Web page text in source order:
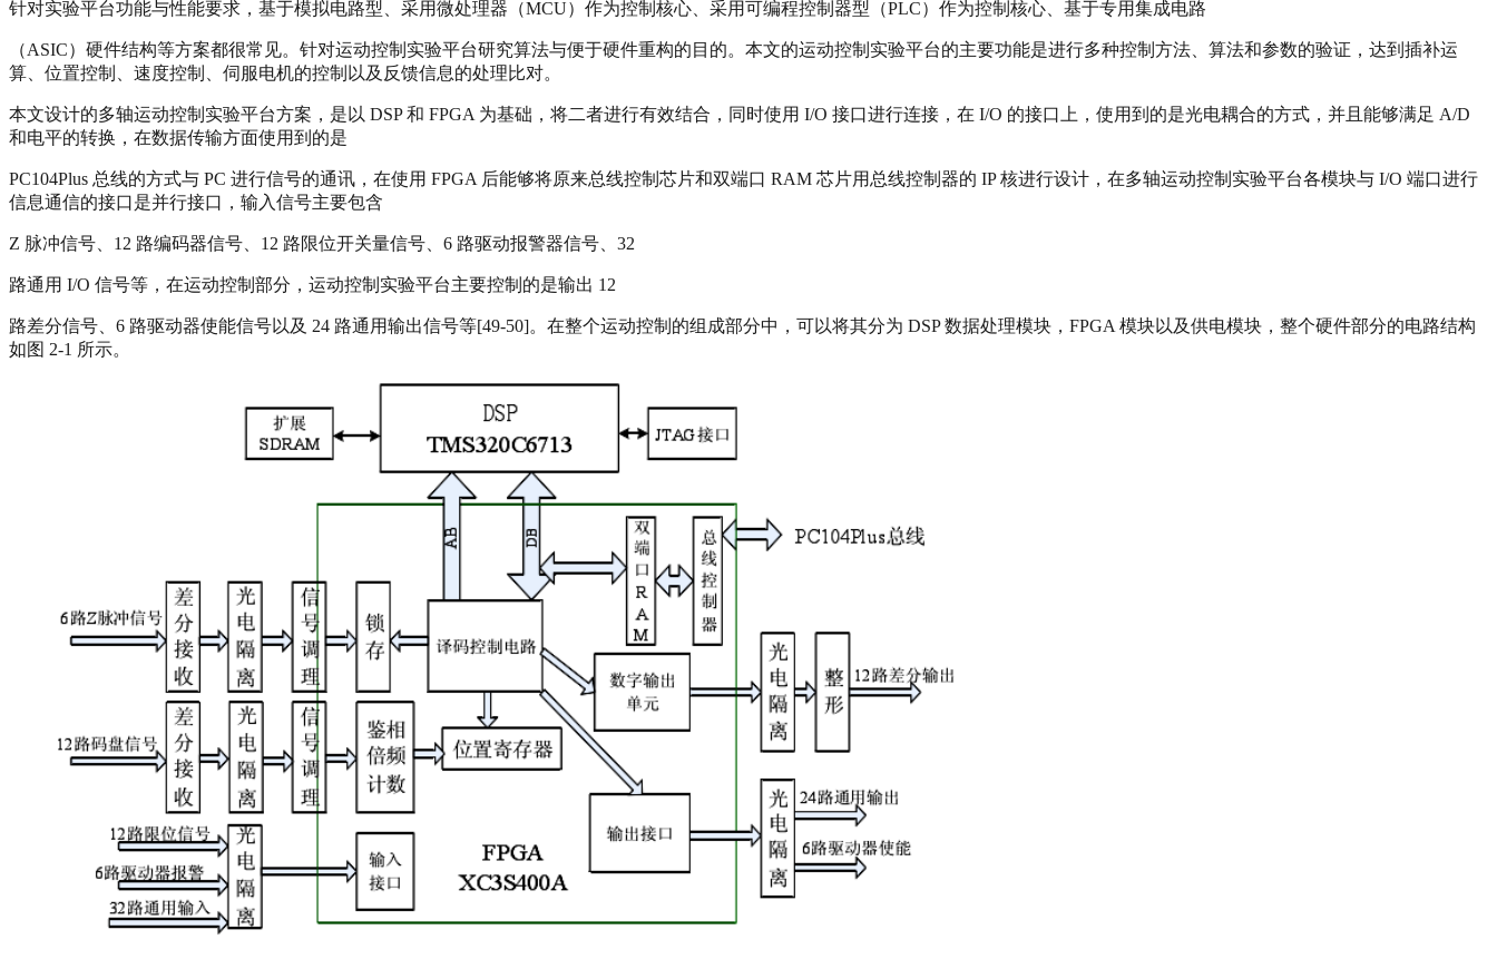
针对实验平台功能与性能要求，基于模拟电路型、采用微处理器（MCU）作为控制核心、采用可编程控制器型（PLC）作为控制核心、基于专用集成电路
（ASIC）硬件结构等方案都很常见。针对运动控制实验平台研究算法与便于硬件重构的目的。本文的运动控制实验平台的主要功能是进行多种控制方法、算法和参数的验证，达到插补运
算、位置控制、速度控制、伺服电机的控制以及反馈信息的处理比对。
本文设计的多轴运动控制实验平台方案，是以 DSP 和 FPGA 为基础，将二者进行有效结合，同时使用 I/O 接口进行连接，在 I/O 的接口上，使用到的是光电耦合的方式，并且能够满足 A/D
和电平的转换，在数据传输方面使用到的是
PC104Plus 总线的方式与 PC 进行信号的通讯，在使用 FPGA 后能够将原来总线控制芯片和双端口 RAM 芯片用总线控制器的 IP 核进行设计，在多轴运动控制实验平台各模块与 I/O 端口进行
信息通信的接口是并行接口，输入信号主要包含
Z 脉冲信号、12 路编码器信号、12 路限位开关量信号、6 路驱动报警器信号、32
路通用 I/O 信号等，在运动控制部分，运动控制实验平台主要控制的是输出 12
路差分信号、6 路驱动器使能信号以及 24 路通用输出信号等[49-50]。在整个运动控制的组成部分中，可以将其分为 DSP 数据处理模块，FPGA 模块以及供电模块，整个硬件部分的电路结构
如图 2-1 所示。